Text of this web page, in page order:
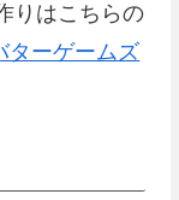
りはこちらの
ターゲームズ